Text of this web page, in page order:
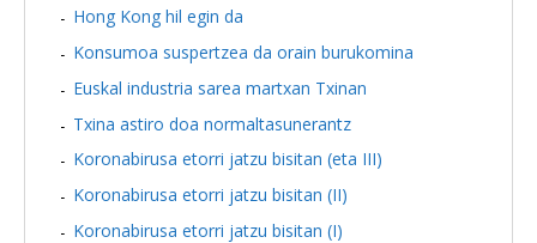
Hong Kong hil egin da
Konsumoa suspertzea da orain burukomina
Euskal industria sarea martxan Txinan
Txina astiro doa normaltasunerantz
Koronabirusa etorri jatzu bisitan (eta III)
Koronabirusa etorri jatzu bisitan (II)
Koronabirusa etorri jatzu bisitan (I)